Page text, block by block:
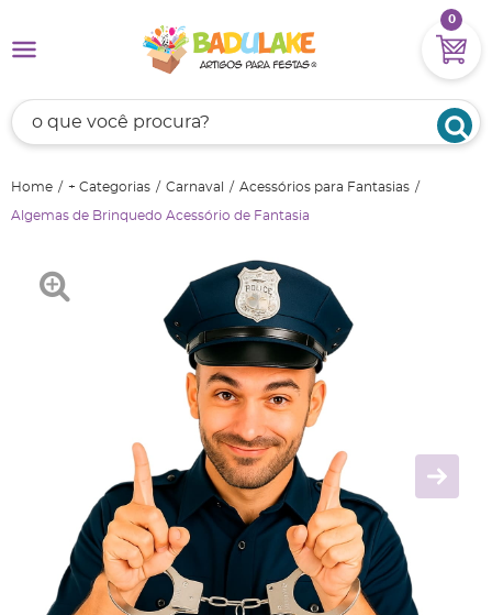
0
Home + Categorias Carnaval Acessórios para Fantasias
Algemas de Brinquedo Acessório de Fantasia